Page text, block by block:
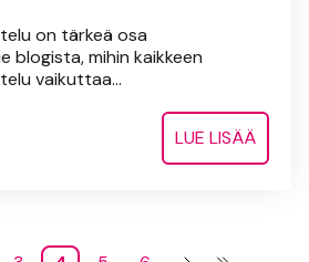
on tärkeä osa
blogista, mihin kaikkeen
vaikuttaa...
LUE LISÄÄ